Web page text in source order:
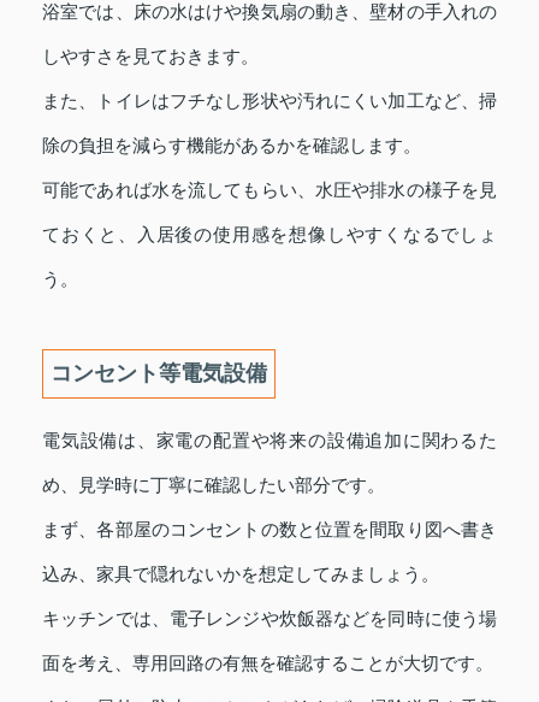
浴室では、床の水はけや換気扇の動き、壁材の手入れの
しやすさを見ておきます。
また、トイレはフチなし形状や汚れにくい加工など、掃
除の負担を減らす機能があるかを確認します。
可能であれば水を流してもらい、水圧や排水の様子を見
ておくと、入居後の使用感を想像しやすくなるでしょ
う。
コンセント等電気設備
電気設備は、家電の配置や将来の設備追加に関わるた
め、見学時に丁寧に確認したい部分です。
まず、各部屋のコンセントの数と位置を間取り図へ書き
込み、家具で隠れないかを想定してみましょう。
キッチンでは、電子レンジや炊飯器などを同時に使う場
面を考え、専用回路の有無を確認することが大切です。